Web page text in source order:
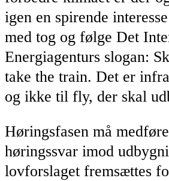
igen en spirende
med tog og følge Det
Energiagenturs slogan:
take the train. Det er
og ikke til fly, der skal
Høringsfasen må
høringssvar imod
lovforslaget fremsættes